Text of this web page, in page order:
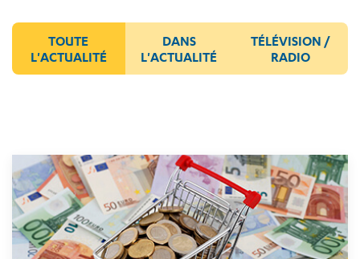
TOUTE
L'ACTUALITÉ
DANS
L'ACTUALITÉ
TÉLÉVISION /
RADIO